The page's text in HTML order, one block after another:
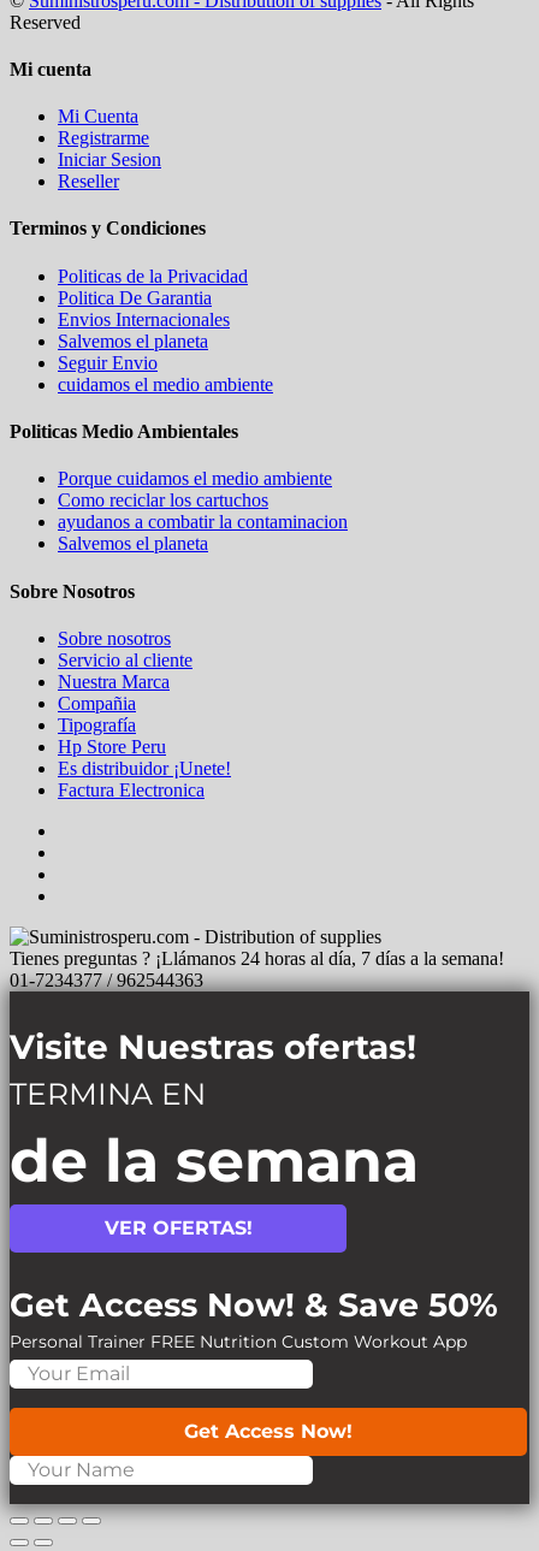
Reserved
Mi cuenta
Mi Cuenta
Registrarme
Iniciar Sesion
Reseller
Terminos y Condiciones
Politicas de la Privacidad
Politica De Garantia
Envios Internacionales
Salvemos el planeta
Seguir Envio
cuidamos el medio ambiente
Politicas Medio Ambientales
Porque cuidamos el medio ambiente
Como reciclar los cartuchos
ayudanos a combatir la contaminacion
Salvemos el planeta
Sobre Nosotros
Sobre nosotros
Servicio al cliente
Nuestra Marca
Compañia
Tipografía
Hp Store Peru
Es distribuidor ¡Unete!
Factura Electronica
Tienes preguntas ? ¡Llámanos 24 horas al día, 7 días a la semana!
01-7234377 / 962544363
Visite Nuestras ofertas!
TERMINA EN
de la semana
VER OFERTAS!
Get Access Now! & Save 50%
Personal Trainer FREE Nutrition Custom Workout App
Get Access Now!